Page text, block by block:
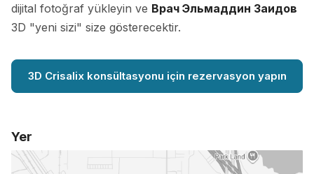
dijital fotoğraf yükleyin ve Врач Эльмаддин Заидов
3D "yeni sizi" size gösterecektir.
3D Crisalix konsültasyonu için rezervasyon yapın
Yer